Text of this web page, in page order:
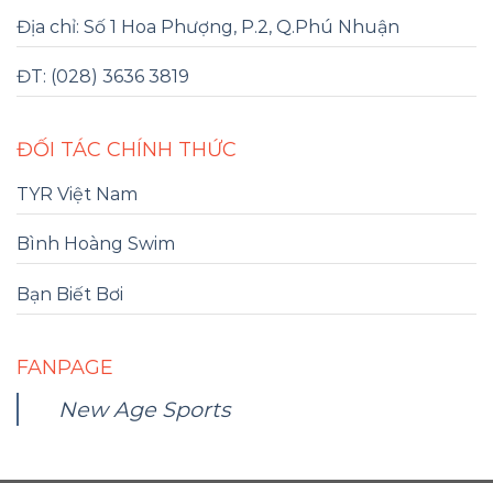
Địa chỉ: Số 1 Hoa Phượng, P.2, Q.Phú Nhuận
ĐT: (028) 3636 3819
ĐỐI TÁC CHÍNH THỨC
TYR Việt Nam
Bình Hoàng Swim
Bạn Biết Bơi
FANPAGE
New Age Sports